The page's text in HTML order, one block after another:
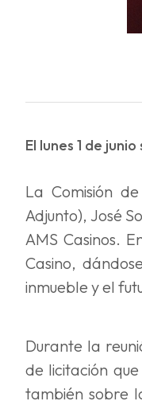
El lunes 1 de
La Comisión
Adjunto), José
AMS Casinos.
Casino,
inmueble y el
Durante la
de licitación
también sobre